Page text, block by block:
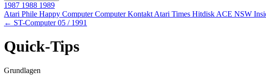
1987 1988 1989
Atari Phile Happy ComputerComputer Kontakt Atari Times Hitdisk ACE NSW
← ST-Computer 05 / 1991
Quick-Tips
Grundlagen